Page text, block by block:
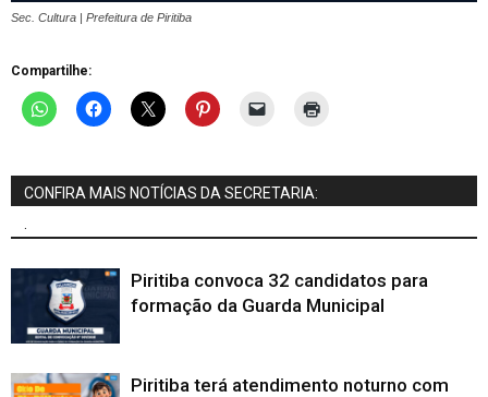
Sec. Cultura | Prefeitura de Piritiba
Compartilhe:
CONFIRA MAIS NOTÍCIAS DA SECRETARIA:
Piritiba convoca 32 candidatos para
formação da Guarda Municipal
Piritiba terá atendimento noturno com